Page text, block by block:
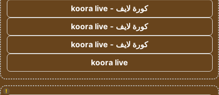
كورة لايف - koora live
كورة لايف - koora live
كورة لايف - koora live
koora live
!